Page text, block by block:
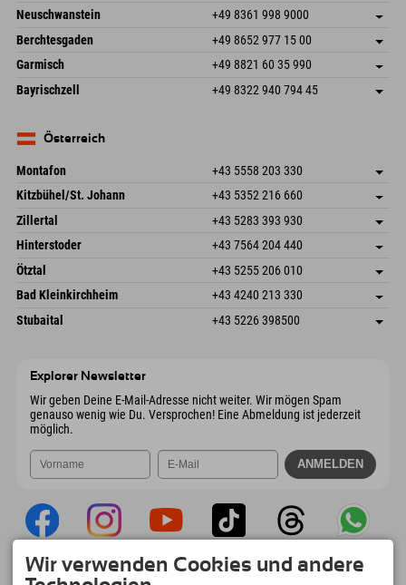
An der Breitach 3
Deutschland
Adresse speichern
Buchen
Neuschwanstein +49 8361 998 9000
An der Riese 45
87484 Nesselwang im Allgäu
Deutschland
Adresse speichern
Anreiseinfos
Buchen
Berchtesgaden +49 8652 977 15 00
Hofreitstr. 7
Deutschland
Adresse speichern
Buchen
Garmisch +49 8821 60 35 990
Frickenstraße 22
82490 Farchant
Adresse speichern
Anreiseinfos
Bayrischzell +49 8322 940 794 45
Deutschland
Österreich
Montafon +43 5558 203 330
Dorfstr. 127b
6793 Gaschurn/Montafon
Österreich
Adresse speichern
Buchen
Kitzbühel/St. Johann +43 5352 216 660
Speckbacherstraße 87
6380 St. Johann in Tirol
Österreich
Adresse speichern
Anreiseinfos
Buchen
Zillertal +43 5283 393 930
Schmiedau 2
Österreich
Adresse speichern
Buchen
Hinterstoder +43 7564 204 440
Freizeitpark 10
4573 Hinterstoder
Österreich
Adresse speichern
Anreiseinfos
Buchen
Ötztal +43 5255 206 010
Gscheat 14
Österreich
Adresse speichern
Buchen
Bad Kleinkirchheim +43 4240 213 330
Dorfstraße 24
9546 Bad Kleinkirchheim
Adresse speichern
Anreiseinfos
Stubaital +43 5226 398500
Explorer Newsletter
Wir geben Deine E-Mail-Adresse nicht weiter. Wir mögen Spam
genauso wenig wie Du. Versprochen! Eine Abmeldung ist jederzeit
möglich.
Explorer App
Wir verwenden Cookies und andere